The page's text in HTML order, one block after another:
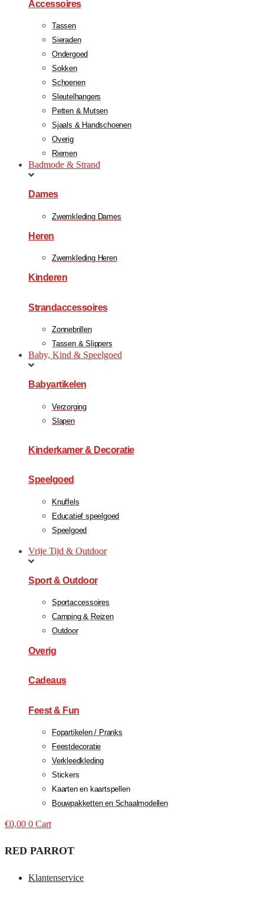
Accessoires
Tassen
Sieraden
Ondergoed
Sokken
Schoenen
Sleutelhangers
Petten & Mutsen
Sjaals & Handschoenen
Overig
Riemen
Badmode & Strand
Dames
Zwemkleding Dames
Heren
Zwemkleding Heren
Kinderen
Strandaccessoires
Zonnebrillen
Tassen & Slippers
Baby, Kind & Speelgoed
Babyartikelen
Verzorging
Slapen
Kinderkamer & Decoratie
Speelgoed
Knuffels
Educatief speelgoed
Speelgoed
Vrije Tijd & Outdoor
Sport & Outdoor
Sportaccessoires
Camping & Reizen
Outdoor
Overig
Cadeaus
Feest & Fun
Fopartikelen / Pranks
Feestdecoratie
Verkleedkleding
Stickers
Kaarten en kaartspellen
Bouwpakketten en Schaalmodellen
€0,00 0 Cart
RED PARROT
Klantenservice